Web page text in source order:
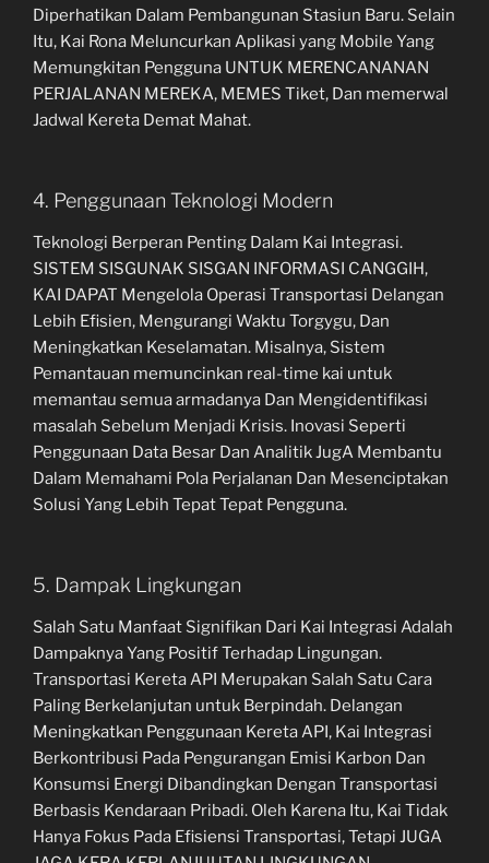
Diperhatikan Dalam Pembangunan Stasiun Baru. Selain
Itu, Kai Rona Meluncurkan Aplikasi yang Mobile Yang
Memungkitan Pengguna UNTUK MERENCANANAN
PERJALANAN MEREKA, MEMES Tiket, Dan memerwal
Jadwal Kereta Demat Mahat.
4. Penggunaan Teknologi Modern
Teknologi Berperan Penting Dalam Kai Integrasi.
SISTEM SISGUNAK SISGAN INFORMASI CANGGIH,
KAI DAPAT Mengelola Operasi Transportasi Delangan
Lebih Efisien, Mengurangi Waktu Torgygu, Dan
Meningkatkan Keselamatan. Misalnya, Sistem
Pemantauan memuncinkan real-time kai untuk
memantau semua armadanya Dan Mengidentifikasi
masalah Sebelum Menjadi Krisis. Inovasi Seperti
Penggunaan Data Besar Dan Analitik JugA Membantu
Dalam Memahami Pola Perjalanan Dan Mesenciptakan
Solusi Yang Lebih Tepat Tepat Pengguna.
5. Dampak Lingkungan
Salah Satu Manfaat Signifikan Dari Kai Integrasi Adalah
Dampaknya Yang Positif Terhadap Lingungan.
Transportasi Kereta API Merupakan Salah Satu Cara
Paling Berkelanjutan untuk Berpindah. Delangan
Meningkatkan Penggunaan Kereta API, Kai Integrasi
Berkontribusi Pada Pengurangan Emisi Karbon Dan
Konsumsi Energi Dibandingkan Dengan Transportasi
Berbasis Kendaraan Pribadi. Oleh Karena Itu, Kai Tidak
Hanya Fokus Pada Efisiensi Transportasi, Tetapi JUGA